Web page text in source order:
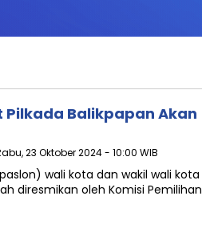
Balikpapan Akan
23 Oktober 2024 - 10:00 WIB
wali kota dan wakil wali kota
diresmikan oleh Komisi Pemilihan